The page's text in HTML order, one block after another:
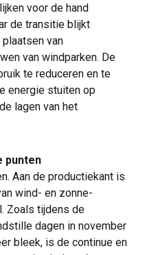
voor de hand
de transitie blijkt
van
van windparken. De
te reduceren en te
energie stuiten op
lagen van het
punten
Aan de productiekant is
wind- en zonne-
Zoals tijdens de
dagen in november
bleek, is de continue en